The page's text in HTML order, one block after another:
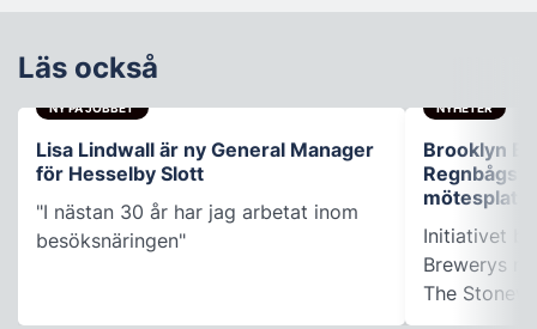
Läs också
NY PÅ JOBBET
Lisa Lindwall är ny General Manager
för Hesselby Slott
"I nästan 30 år har jag arbetat inom
besöksnäringen"
NYHETER
Brooklyn
Initiativet
Brewerys
The